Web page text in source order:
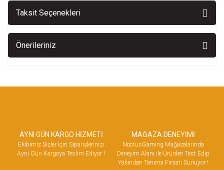
Taksit Seçenekleri
Önerileriniz
AYNI GÜN KARGO HİZMETİ
Ekibimiz Sizler İçin Siparişlerinizi
Aynı Gün Kargoya Teslim Ediyor !
MAĞAZA DENEYİMİ
NoctusGaming Mağazalarında
Deneyim Alanı ile Ürünleri Test Edip
Yakından Tanıma Fırsatı Sunuyor !